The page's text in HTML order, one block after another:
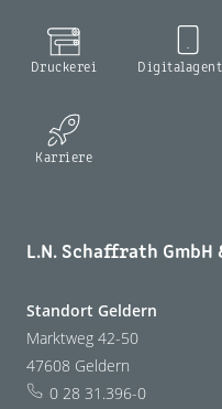
Druckerei
Karriere
L.N. Schaffrath GmbH
Standort Geldern
Marktweg 42-50
47608 Geldern
0 28 31.396-0